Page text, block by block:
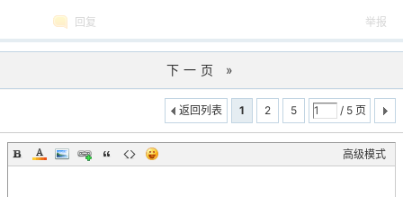
回复 举报
下一页 »
1 2 5 / 5 页
返回列表
高级模式